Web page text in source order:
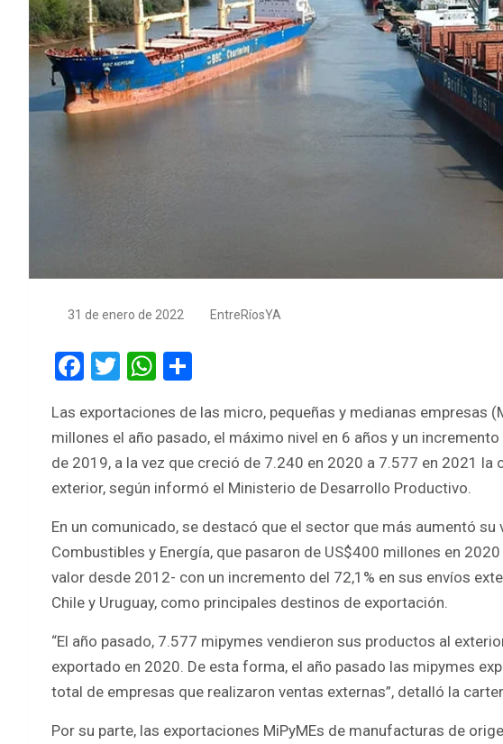
31 de enero de 2022 EntreRíosYA
F
ce
b
o
k
T
tt
er
W
at
s
A
p
ar
e
Las exportaciones de las micro, pequeñas y medianas empresas
millones el año pasado, el máximo nivel en 6 años y un
de 2019, a la vez que creció de 7.240 en 2020 a 7.577 en 2021 la
exterior, según informó el Ministerio de Desarrollo Productivo.
En un comunicado, se destacó que el sector que más aumentó
Combustibles y Energía, que pasaron de US$400 millones en
valor desde 2012- con un incremento del 72,1% en sus envíos
Chile y Uruguay, como principales destinos de exportación.
“El año pasado, 7.577 mipymes vendieron sus productos al
exportado en 2020. De esta forma, el año pasado las mipymes
total de empresas que realizaron ventas externas”, detalló la
Por su parte, las exportaciones MiPyMEs de manufacturas de